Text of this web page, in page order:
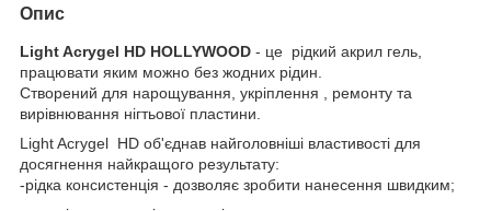
Опис
Light Acrygel HD HOLLYWOOD - це рідкий акрил гель,
працювати яким можно без жодних рідин.
Створений для нарощування, укріплення , ремонту та
вирівнювання нігтьової пластини.
Light Acrygel HD об'єднав найголовніші властивості для
досягнення найкращого результату:
-рідка консистенція - дозволяє зробити нанесення швидким;